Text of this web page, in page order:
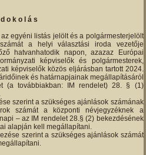
d o k o l á s
egyéni listás jelölt és a polgármesterjelölt
a helyi választási iroda vezetője
hatvanhatodik napon, azazaz Európai
képviselők és polgármesterek,
képviselők közös eljárásban tartott 2024.
és határnapjainak megállapításáról
(a továbbiakban: IM rendelet) 28. § (1)
szerint a szükséges ajánlások számának
számát a központi névjegyzéknek a
– az IM rendelet 28.§ (2) bekezdésének
alapján kell megállapítani.
szerint a szükséges ajánlások számát